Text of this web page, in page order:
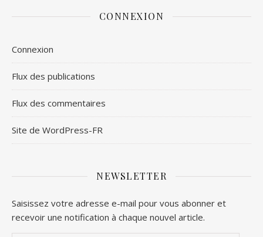
CONNEXION
Connexion
Flux des publications
Flux des commentaires
Site de WordPress-FR
NEWSLETTER
Saisissez votre adresse e-mail pour vous abonner et
recevoir une notification à chaque nouvel article.